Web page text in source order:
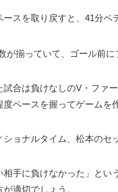
ースを取り戻すと、41分ベ
が揃っていて、ゴール前
試合は負けなしのV・ファ
ペースを握ってゲームを
ショナルタイム、松本のセ
相手に負けなかった」と
適切でしょう。